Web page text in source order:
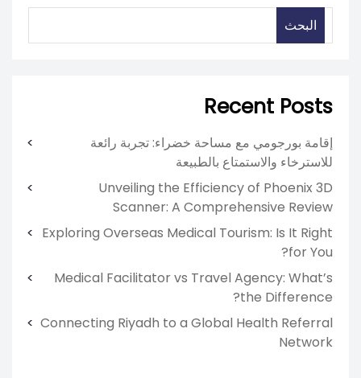
البحث
Recent Posts
إقامة بورجومي مع مساحة خضراء: تجربة رائعة
للاسترخاء والاستمتاع بالطبيعة
Unveiling the Efficiency of Phoenix 3D
Scanner: A Comprehensive Review
Exploring Overseas Medical Tourism: Is It Right
for You?
Medical Facilitator vs Travel Agency: What’s
the Difference?
Connecting Riyadh to a Global Health Referral
Network